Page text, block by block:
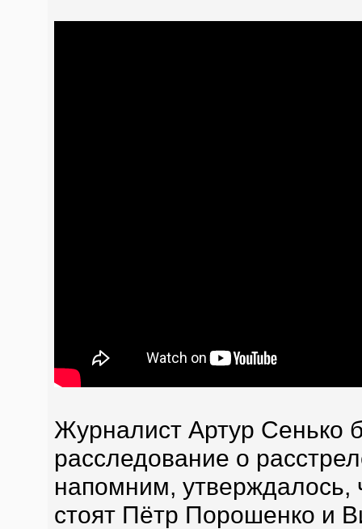
Журналист Артур Сенько
расследование о
напомним, утверждалось,
стоят Пётр Порошенко и